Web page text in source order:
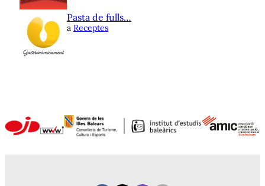
Pasta de fulls…
a Receptes